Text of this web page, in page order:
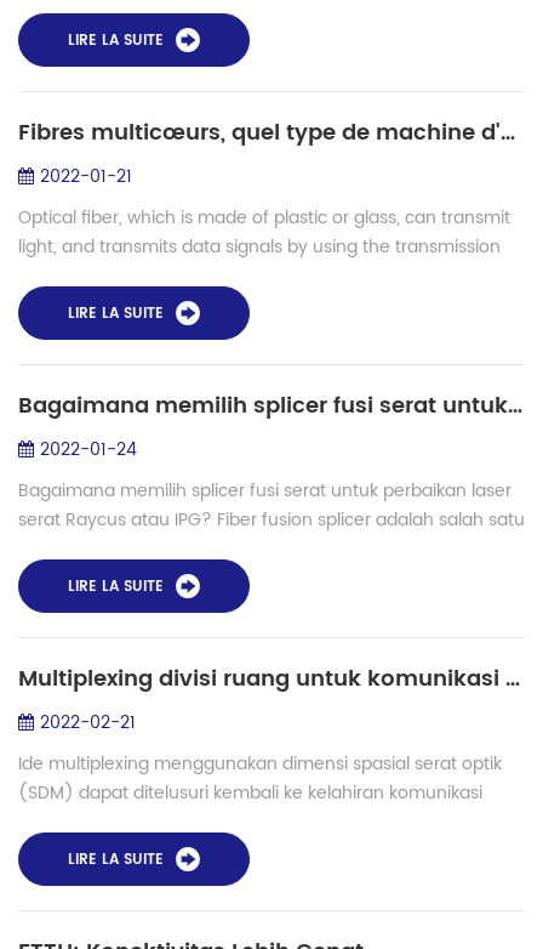
la fibre optique. Il n...
LIRE LA SUITE
Fibres multicœurs, quel type de machine d'épissage a-t-il besoin ?
2022-01-21
Optical fiber, which is made of plastic or glass, can transmit
light, and transmits data signals by using the transmission
electromagnetic ...
LIRE LA SUITE
Bagaimana memilih splicer fusi serat untuk perbaikan laser serat Raycus atau IPG?
2022-01-24
Bagaimana memilih splicer fusi serat untuk perbaikan laser
serat Raycus atau IPG? Fiber fusion splicer adalah salah satu
rusak, kita membutuh...
LIRE LA SUITE
Multiplexing divisi ruang untuk komunikasi dan aplikasi serat optik di masa depan
2022-02-21
Ide multiplexing menggunakan dimensi spasial serat optik
(SDM) dapat ditelusuri kembali ke kelahiran komunikasi
transmisi WDM berdasarkan serat op...
LIRE LA SUITE